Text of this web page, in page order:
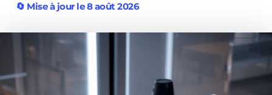
🔄 Mise à jour le 8 août 2026